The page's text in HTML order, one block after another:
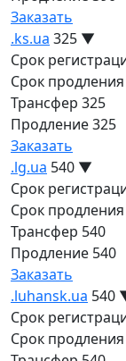
Заказать
.ks.ua 325 ▼
Срок
Срок продления
Трансфер 325
Продление325
Заказать
.lg.ua 540 ▼
Срок
Срок продления
Трансфер 540
Продление 540
Заказать
.luhansk.ua 540
Срок
Срок продления